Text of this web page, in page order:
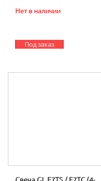
Нет в наличии
Под заказ